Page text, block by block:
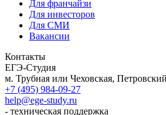
Для франчайзи
Для инвесторов
Для СМИ
Вакансии
Контакты
ЕГЭ-Студия
м. Трубная или Чеховская,
+7 (495) 984-09-27
help@ege-study.ru
- техническая поддержка